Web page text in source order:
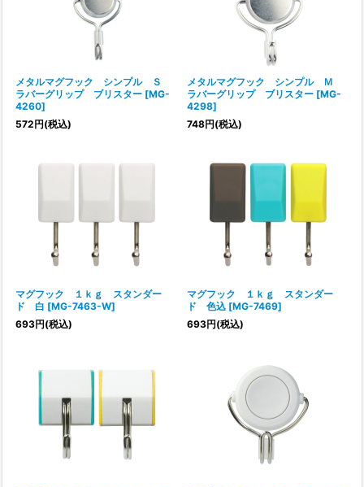
メタルマグフック シンプル Ｓ
ラバーグリップ ブリスター [MG-
4260]
572円(税込)
メタルマグフック シンプル Ｍ
ラバーグリップ ブリスター [MG-
4298]
748円(税込)
マグフック １ｋｇ スタンダー
ド 白 [MG-7463-W]
693円(税込)
マグフック １ｋｇ スタンダー
ド 色込 [MG-7469]
693円(税込)